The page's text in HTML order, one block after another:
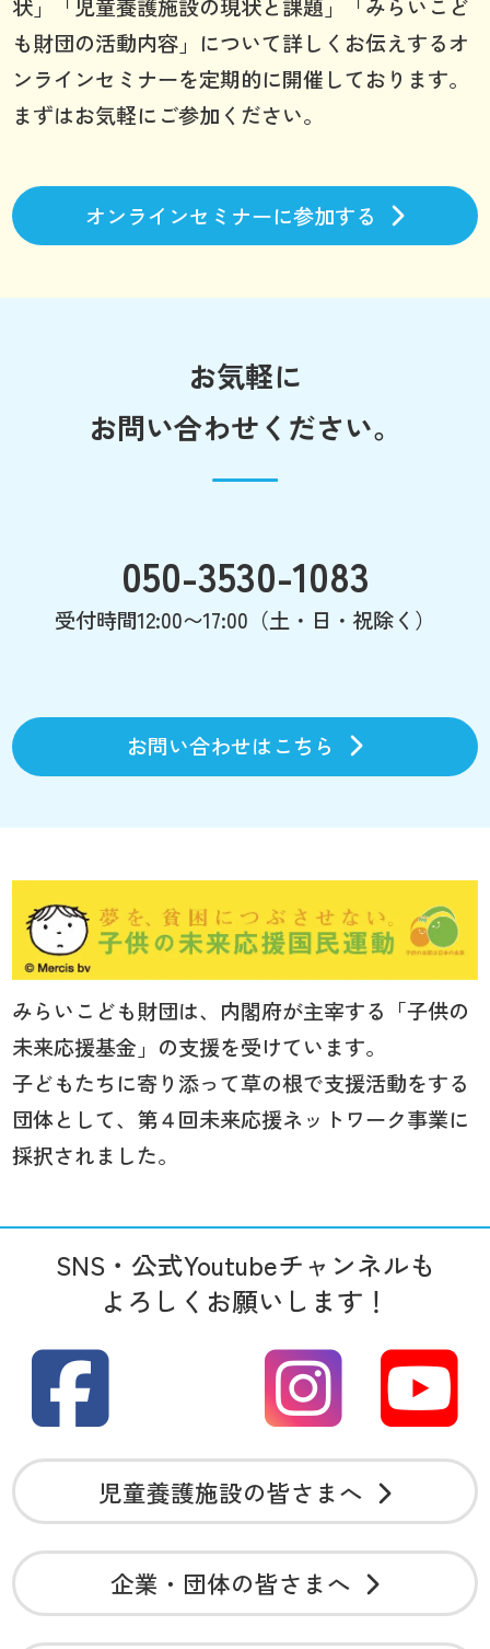
状」「児童養護施設の現状と課題」「みらいこど
も財団の活動内容」について詳しくお伝えするオ
ンラインセミナーを定期的に開催しております。
まずはお気軽にご参加ください。
オンラインセミナーに参加する
お気軽に
お問い合わせください。
050-3530-1083
受付時間12:00〜17:00（土・日・祝除く）
お問い合わせはこちら
みらいこども財団は、内閣府が主宰する「子供の
未来応援基金」の支援を受けています。
子どもたちに寄り添って草の根で支援活動をする
団体として、第４回未来応援ネットワーク事業に
採択されました。
SNS・公式Youtubeチャンネルも
よろしくお願いします！
児童養護施設の皆さまへ
企業・団体の皆さまへ